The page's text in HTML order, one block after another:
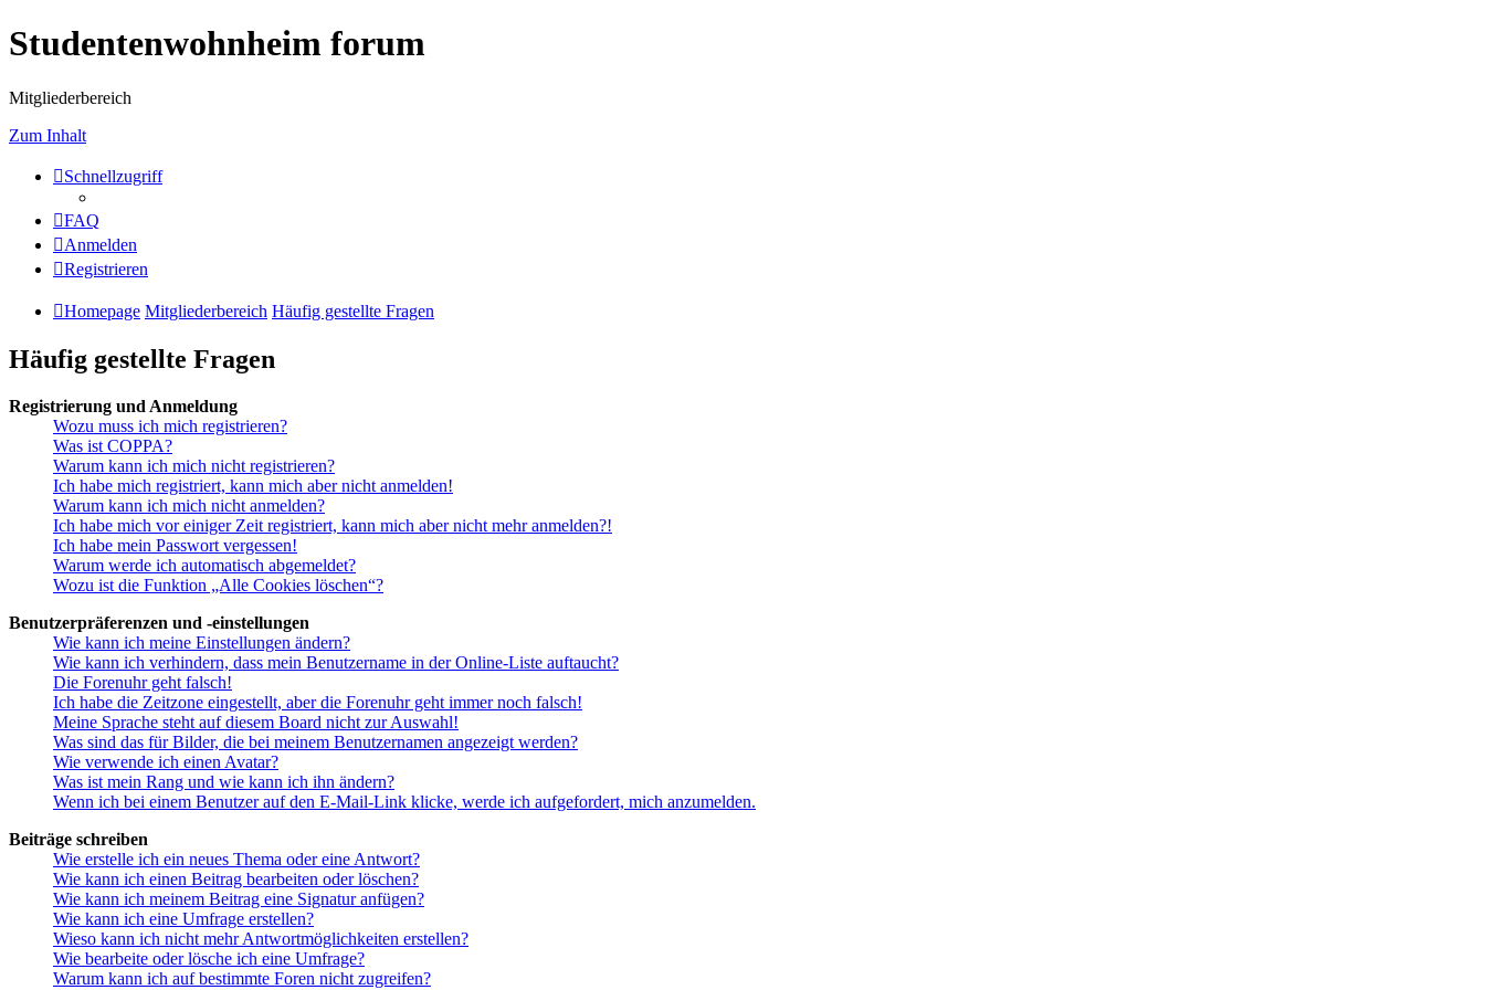
Studentenwohnheim forum
Mitgliederbereich
Zum Inhalt
Schnellzugriff
FAQ
Anmelden
Registrieren
Homepage Mitgliederbereich Häufig gestellte Fragen
Häufig gestellte Fragen
Registrierung und Anmeldung
Wozu muss ich mich registrieren?
Was ist COPPA?
Warum kann ich mich nicht registrieren?
Ich habe mich registriert, kann mich aber nicht anmelden!
Warum kann ich mich nicht anmelden?
Ich habe mich vor einiger Zeit registriert, kann mich aber nicht mehr anmelden?!
Ich habe mein Passwort vergessen!
Warum werde ich automatisch abgemeldet?
Wozu ist die Funktion „Alle Cookies löschen“?
Benutzerpräferenzen und -einstellungen
Wie kann ich meine Einstellungen ändern?
Wie kann ich verhindern, dass mein Benutzername in der Online-Liste auftaucht?
Die Forenuhr geht falsch!
Ich habe die Zeitzone eingestellt, aber die Forenuhr geht immer noch falsch!
Meine Sprache steht auf diesem Board nicht zur Auswahl!
Was sind das für Bilder, die bei meinem Benutzernamen angezeigt werden?
Wie verwende ich einen Avatar?
Was ist mein Rang und wie kann ich ihn ändern?
Wenn ich bei einem Benutzer auf den E-Mail-Link klicke, werde ich aufgefordert, mich anzumelden.
Beiträge schreiben
Wie erstelle ich ein neues Thema oder eine Antwort?
Wie kann ich einen Beitrag bearbeiten oder löschen?
Wie kann ich meinem Beitrag eine Signatur anfügen?
Wie kann ich eine Umfrage erstellen?
Wieso kann ich nicht mehr Antwortmöglichkeiten erstellen?
Wie bearbeite oder lösche ich eine Umfrage?
Warum kann ich auf bestimmte Foren nicht zugreifen?